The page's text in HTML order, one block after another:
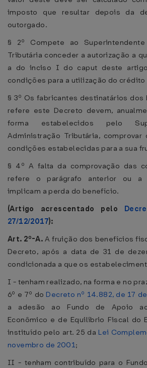
imposto que resultar depois da
outorgado.
§ 2º Compete ao
Tributária conceder a autorização a
a do inciso I do caput deste
condições para a utilização do
§ 3º Os fabricantes destinatários
refere este Decreto devem,
forma estabelecidos pelo
Administração Tributária, comprovar
condições estabelecidas para a sua
§ 4º A falta da comprovação das
refere o parágrafo anterior ou a
implicam a perda do benefício.
(Artigo acrescentado pelo
27/12/2017):
Art. 2º-A. A fruição dos benefícios
Decreto, após a data de 31 de
condicionada a que os
I - tenham realizado, na forma e no
6º e 7º do Decreto nº 14.882, de 17
a adesão ao Fundo de Apoio ao
Econômico e de Equilíbrio Fiscal do
instituído pelo art. 25 da Lei
novembro de 2001;
II - tenham contribuído para o